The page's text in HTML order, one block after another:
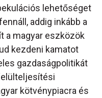
lehetőséget
addig inkább a
a magyar eszközök
kezdeni kamatot
gazdaságpolitikát
kötvénypiacra és